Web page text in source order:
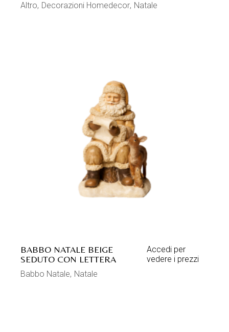
Altro Decorazioni Homedecor Natale
BABBO NATALE BEIGE
SEDUTO CON LETTERA
Accedi per
vedere i prezzi
Babbo Natale Natale